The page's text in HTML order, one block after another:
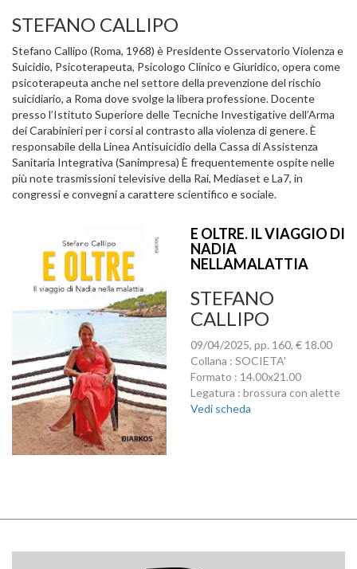
STEFANO CALLIPO
Stefano Callipo (Roma, 1968) è Presidente Osservatorio Violenza e
Suicidio, Psicoterapeuta, Psicologo Clinico e Giuridico, opera come
psicoterapeuta anche nel settore della prevenzione del rischio
suicidiario, a Roma dove svolge la libera professione. Docente
presso l’Istituto Superiore delle Tecniche Investigative dell’Arma
dei Carabinieri per i corsi al contrasto alla violenza di genere. È
responsabile della Linea Antisuicidio della Cassa di Assistenza
Sanitaria Integrativa (Sanimpresa) È frequentemente ospite nelle
più note trasmissioni televisive della Rai, Mediaset e La7, in
congressi e convegni a carattere scientifico e sociale.
E OLTRE. IL VIAGGIO DI
NADIA
NELLAMALATTIA
STEFANO
CALLIPO
09/04/2025, pp. 160, € 18.00
Collana : SOCIETA'
Formato : 14.00x21.00
Legatura : brossura con alette
Vedi scheda